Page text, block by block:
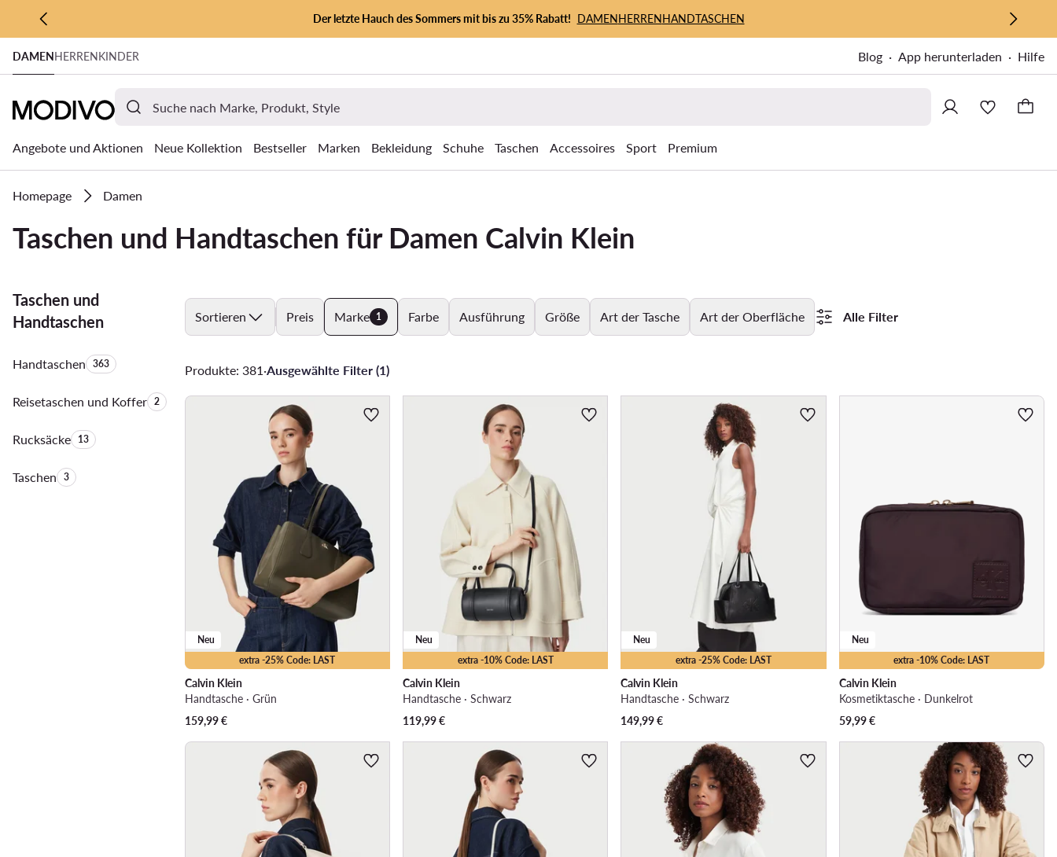
ZUM HAUPTINHALT SPRINGEN
ZUR SUCHE
Der letzte Hauch des Sommers mit bis zu 35% Rabatt! DAMENHERRENHANDTASCHEN
DAMENHERRENKINDER Blog App herunterladen Hilfe
Angebote und Aktionen Neue Kollektion Bestseller Marken Bekleidung Schuhe Taschen Accessoires Sport Premium
Homepage Damen
Taschen und Handtaschen für Damen Calvin Klein
Taschen und
Handtaschen
HandtaschenAnzahl der Produkte:
363
Reisetaschen und KofferAnzahl der Produkte:
2
RucksäckeAnzahl der Produkte:
13
TaschenAnzahl der Produkte:
3
Sortieren Preis Marke 1 Farbe Ausführung Größe Art der Tasche Art der Oberfläche Alle Filter
Produkte: 381 ·Ausgewählte Filter (1)
extra -25% Code: LAST
Neu
Calvin Klein
Handtasche · Grün
159,99€
extra -10% Code: LAST
Neu
Calvin Klein
Handtasche · Schwarz
119,99€
extra -25% Code: LAST
Neu
Calvin Klein
Handtasche · Schwarz
149,99€
extra -10% Code: LAST
Neu
Calvin Klein
Kosmetiktasche · Dunkelrot
59,99€